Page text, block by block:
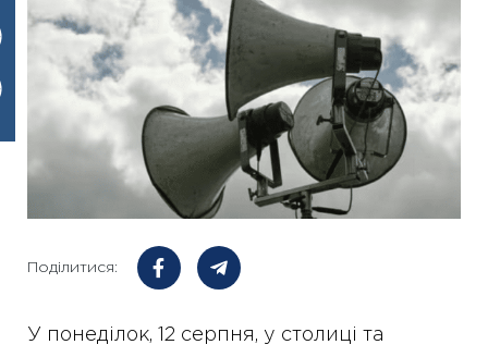
Поділитися:
У понеділок, 12 серпня, у столиці та